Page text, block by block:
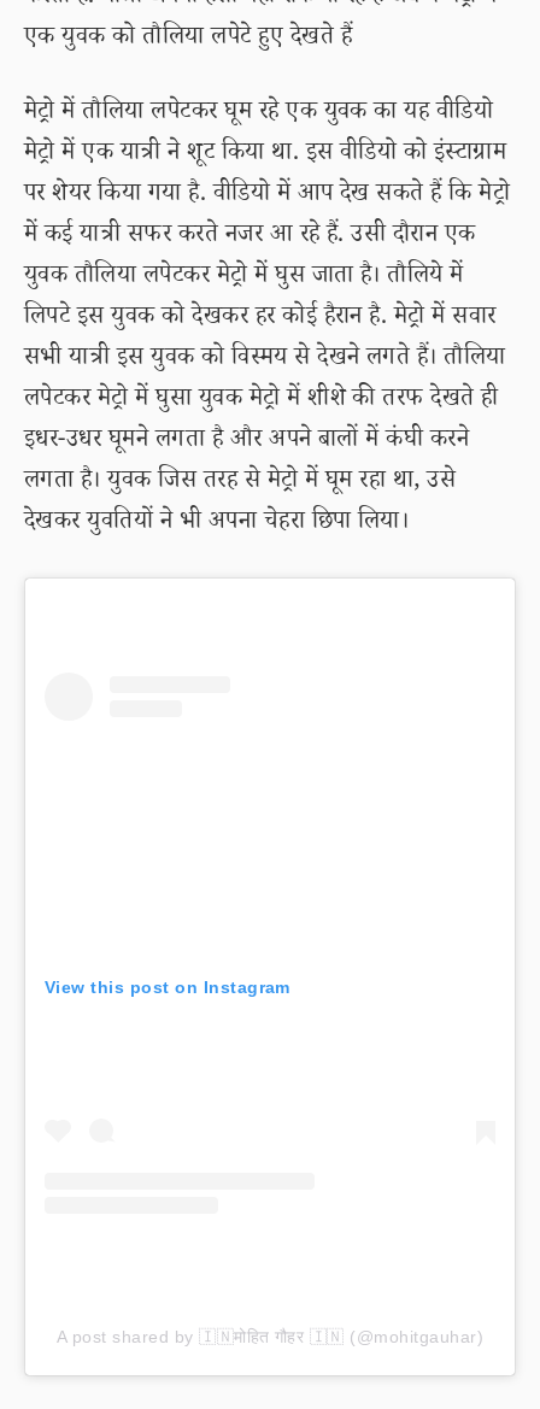
एक युवक को तौलिया लपेटे हुए देखते हैं
मेट्रो में तौलिया लपेटकर घूम रहे एक युवक का यह वीडियो
मेट्रो में एक यात्री ने शूट किया था. इस वीडियो को इंस्टाग्राम
पर शेयर किया गया है. वीडियो में आप देख सकते हैं कि मेट्रो
में कई यात्री सफर करते नजर आ रहे हैं. उसी दौरान एक
युवक तौलिया लपेटकर मेट्रो में घुस जाता है। तौलिये में
लिपटे इस युवक को देखकर हर कोई हैरान है. मेट्रो में सवार
सभी यात्री इस युवक को विस्मय से देखने लगते हैं। तौलिया
लपेटकर मेट्रो में घुसा युवक मेट्रो में शीशे की तरफ देखते ही
इधर-उधर घूमने लगता है और अपने बालों में कंघी करने
लगता है। युवक जिस तरह से मेट्रो में घूम रहा था, उसे
देखकर युवतियों ने भी अपना चेहरा छिपा लिया।
View this post on Instagram
A post shared by 🇮🇳मोहित गौहर 🇮🇳 (@mohitgauhar)